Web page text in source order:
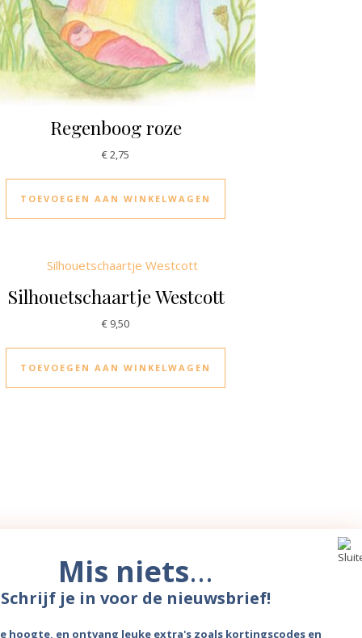
Regenboog roze
€2,75
TOEVOEGEN AAN WINKELWAGEN
Silhouetschaartje Westcott
€ 9,50
TOEVOEGEN AAN WINKELWAGEN
Mis niets...
Schrijf je in voor de nieuwsbrief!
hoogte, en ontvang leuke extra's zoals kortingscodes en